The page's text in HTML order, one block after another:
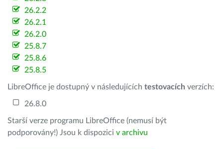
26.2.2
26.2.1
26.2.0
25.8.7
25.8.6
25.8.5
LibreOffice je dostupný v následujících testovacích verzích:
26.8.0
Starší verze programu LibreOffice (nemusí být
podporovány!) Jsou k dispozici v archivu